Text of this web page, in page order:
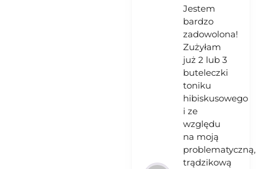
Jestem
bardzo
zadowolona!
Zużyłam
już 2 lub 3
buteleczki
toniku
hibiskusowego
i ze
względu
na moją
problematyczną,
trądzikową